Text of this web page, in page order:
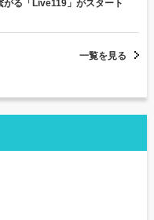
る「Live119」がスタート
一覧を見る